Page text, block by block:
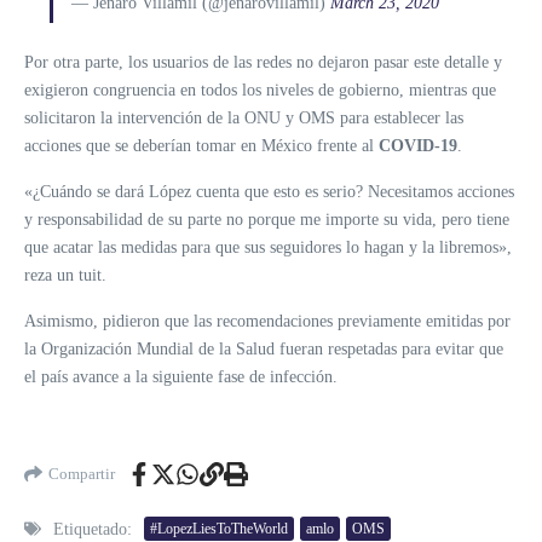
Por otra parte, los usuarios de las redes no dejaron pasar este detalle y
exigieron congruencia en todos los niveles de gobierno, mientras que
solicitaron la intervención de la ONU y OMS para establecer las
acciones que se deberían tomar en México frente al COVID-19
«¿Cuándo se dará López cuenta que esto es serio? Necesitamos acciones
y responsabilidad de su parte no porque me importe su vida, pero tiene
que acatar las medidas para que sus seguidores lo hagan y la libremos»,
reza un tuit.
Asimismo, pidieron que las recomendaciones previamente emitidas por
la Organización Mundial de la Salud fueran respetadas para evitar que
el país avance a la siguiente fase de infección.
Compartir
Etiquetado: #LopezLiesToTheWorld amlo OMS